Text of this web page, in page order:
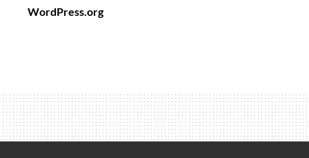
WordPress.org